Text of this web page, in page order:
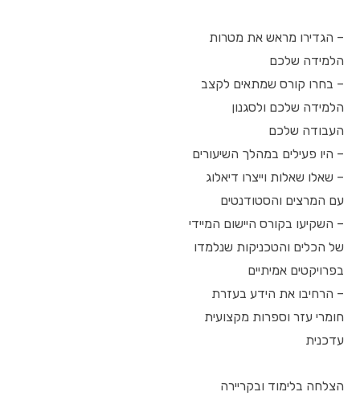
– הגדירו מראש את מטרות
הלמידה שלכם
– בחרו קורס שמתאים לקצב
הלמידה שלכם ולסגנון
העבודה שלכם
– היו פעילים במהלך השיעורים
– שאלו שאלות וייצרו דיאלוג
עם המרצים והסטודנטים
– השקיעו בקורס היישום המיידי
של הכלים והטכניקות שנלמדו
בפרויקטים אמיתיים
– הרחיבו את הידע בעזרת
חומרי עזר וספרות מקצועית
עדכנית
הצלחה בלימוד ובקריירה